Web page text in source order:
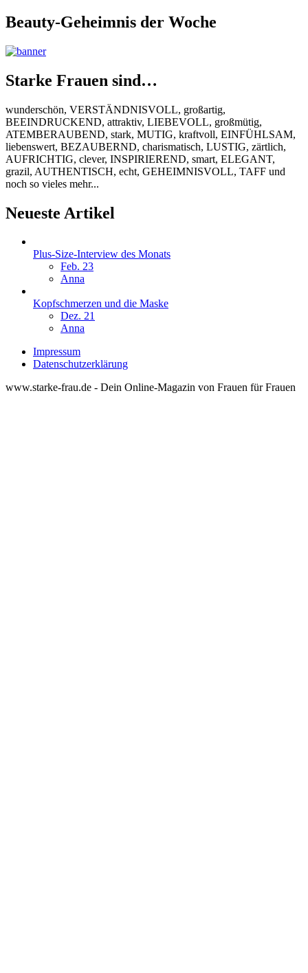
Beauty-Geheimnis der Woche
Starke Frauen sind…
wunderschön, VERSTÄNDNISVOLL, großartig,
BEEINDRUCKEND, attraktiv, LIEBEVOLL, großmütig,
ATEMBERAUBEND, stark, MUTIG, kraftvoll, EINFÜHLSAM,
liebenswert, BEZAUBERND, charismatisch, LUSTIG, zärtlich,
AUFRICHTIG, clever, INSPIRIEREND, smart, ELEGANT,
grazil, AUTHENTISCH, echt, GEHEIMNISVOLL, TAFF und
noch so vieles mehr...
Neueste Artikel
Plus-Size-Interview des Monats
Feb. 23
Anna
Kopfschmerzen und die Maske
Dez. 21
Anna
Impressum
Datenschutzerklärung
www.starke-frau.de - Dein Online-Magazin von Frauen für Frauen